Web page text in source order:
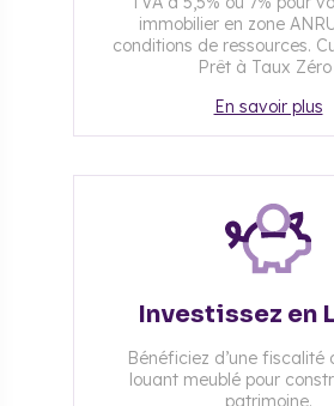
immobilier en zone
conditions de ressources.
Prêt à Taux Zéro
En savoir plus
Investissez en
Bénéficiez d’une fiscalité
louant meublé pour
patrimoine.